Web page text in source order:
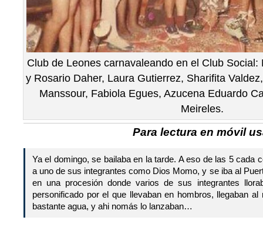
Club de Leones carnavaleando en el Club
y Rosario Daher, Laura Gutierrez, Sharifita
Manssour, Fabiola Egues, Azucena Eduardo
Meireles.
Para lectura en móvil
Ya el domingo, se bailaba en la tarde. A eso de las 5 cada
a uno de sus integrantes como Dios Momo, y se iba al
en una procesión donde varios de sus integrantes
personificado por el que llevaban en hombros, llegaban
bastante agua, y ahi nomás lo lanzaban…